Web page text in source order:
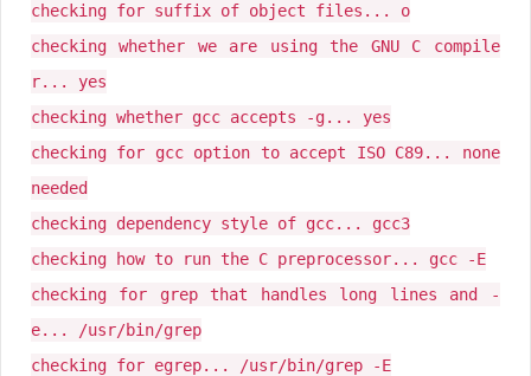
checking for suffix of object files... o
checking whether we are using the GNU C compile
r... yes
checking whether gcc accepts -g... yes
checking for gcc option to accept ISO C89... none
needed
checking dependency style of gcc... gcc3
checking how to run the C preprocessor... gcc -E
checking for grep that handles long lines and -
e... /usr/bin/grep
checking for egrep... /usr/bin/grep -E